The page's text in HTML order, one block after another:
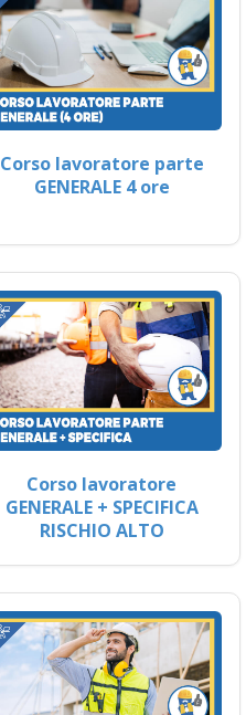
Corso lavoratore parte
GENERALE 4 ore
Corso lavoratore
GENERALE + SPECIFICA
RISCHIO ALTO